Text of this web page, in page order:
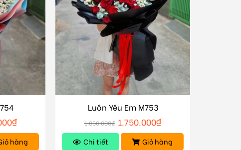
₫
hàng
Luôn Yêu Em M753
1.850.000₫ 1.750.000₫
Chi tiết Giỏ hàng